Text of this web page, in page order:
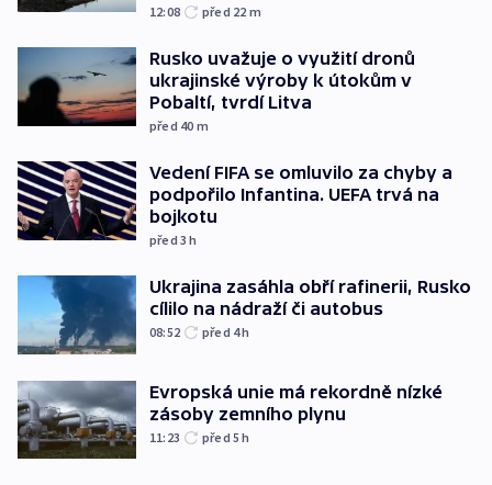
12:08 před 22 m
Rusko uvažuje o využití dronů
ukrajinské výroby k útokům v
Pobaltí, tvrdí Litva
před 40 m
Vedení FIFA se omluvilo za chyby a
podpořilo Infantina. UEFA trvá na
bojkotu
před 3h
Ukrajina zasáhla obří rafinerii, Rusko
cílilo na nádraží či autobus
08:52 před 4h
Evropská unie má rekordně nízké
zásoby zemního plynu
11:23 před 5h